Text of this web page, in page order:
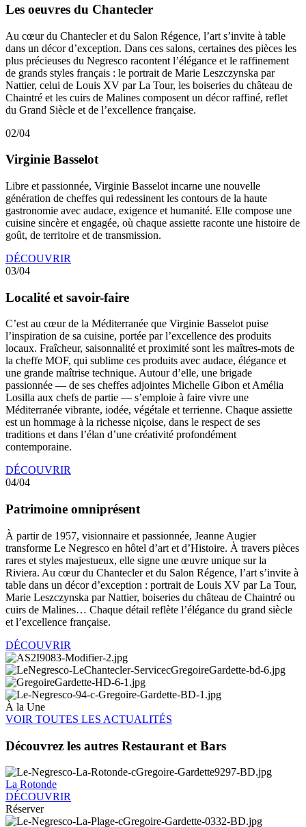
Les oeuvres du Chantecler
Au cœur du Chantecler et du Salon Régence, l’art s’invite à table
dans un décor d’exception. Dans ces salons, certaines des pièces les
plus précieuses du Negresco racontent l’élégance et le raffinement
de grands styles français : le portrait de Marie Leszczynska par
Nattier, celui de Louis XV par La Tour, les boiseries du château de
Chaintré et les cuirs de Malines composent un décor raffiné, reflet
du Grand Siècle et de l’excellence française.
02/04
Virginie Basselot
Libre et passionnée, Virginie Basselot incarne une nouvelle
génération de cheffes qui redessinent les contours de la haute
gastronomie avec audace, exigence et humanité. Elle compose une
cuisine sincère et engagée, où chaque assiette raconte une histoire de
goût, de territoire et de transmission.
DÉCOUVRIR
03/04
Localité et savoir-faire
C’est au cœur de la Méditerranée que Virginie Basselot puise
l’inspiration de sa cuisine, portée par l’excellence des produits
locaux. Fraîcheur, saisonnalité et proximité sont les maîtres-mots de
la cheffe MOF, qui sublime ces produits avec audace, élégance et
une grande maîtrise technique. Autour d’elle, une brigade
passionnée — de ses cheffes adjointes Michelle Gibon et Amélia
Losilla aux chefs de partie — s’emploie à faire vivre une
Méditerranée vibrante, iodée, végétale et terrienne. Chaque assiette
est un hommage à la richesse niçoise, dans le respect de ses
traditions et dans l’élan d’une créativité profondément
contemporaine.
DÉCOUVRIR
04/04
Patrimoine omniprésent
À partir de 1957, visionnaire et passionnée, Jeanne Augier
transforme Le Negresco en hôtel d’art et d’Histoire. À travers pièces
rares et styles majestueux, elle signe une œuvre unique sur la
Riviera. Au cœur du Chantecler et du Salon Régence, l’art s’invite à
table dans un décor d’exception : portrait de Louis XV par La Tour,
Marie Leszczynska par Nattier, boiseries du château de Chaintré ou
cuirs de Malines… Chaque détail reflète l’élégance du grand siècle
et l’excellence française.
DÉCOUVRIR
À la Une
VOIR TOUTES LES ACTUALITÉS
Découvrez les autres Restaurant et Bars
La Rotonde
DÉCOUVRIR
Réserver